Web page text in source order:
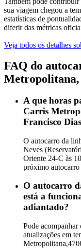
sua viagem chegou a
estatísticas de
diferir das métricas
Veja todos os detalhes
FAQ do
Metropolitana,
A que horas
Carris
Francisco
O autocarro da
Neves
Oriente 24-C às
próximo
O autocarro
está a
adiantado?
Pode
atualizações em